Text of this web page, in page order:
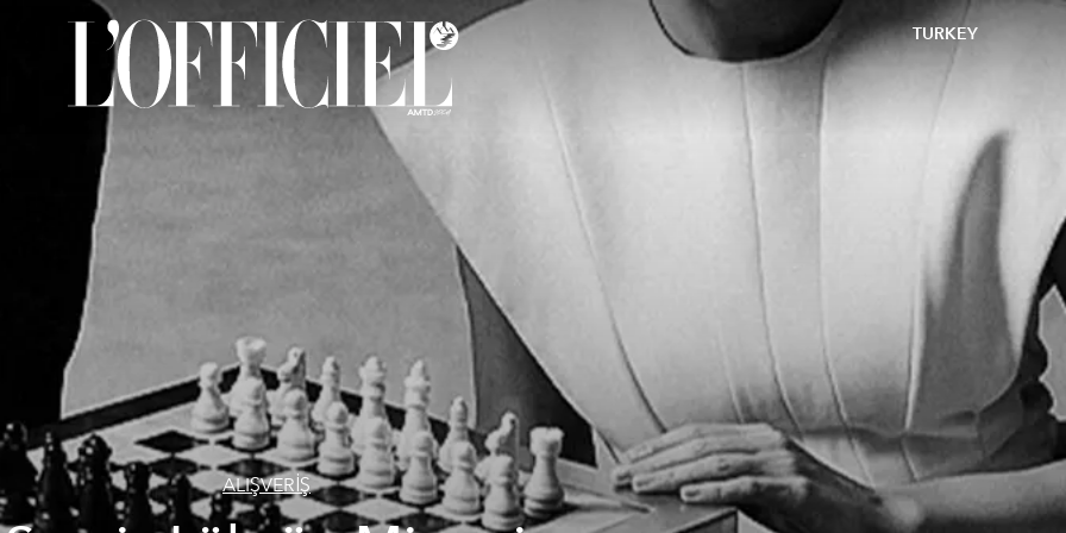
TURKEY
ALIŞVERİŞ